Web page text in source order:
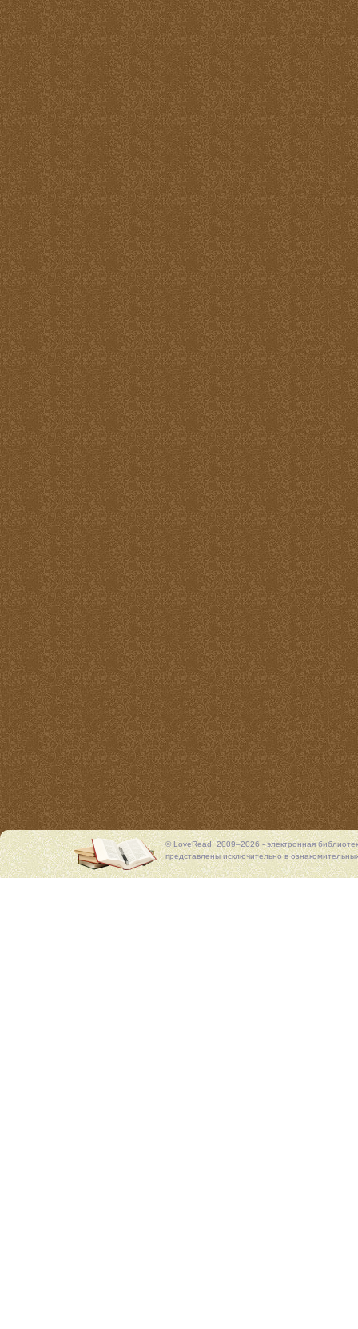
© LoveRead, 2009–2026 - электронная
представлены исключительно в